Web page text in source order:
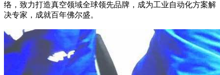
络，致力打造真空领域全球领先品牌，成为工业自动化方案解
决专家，成就百年佛尔盛。